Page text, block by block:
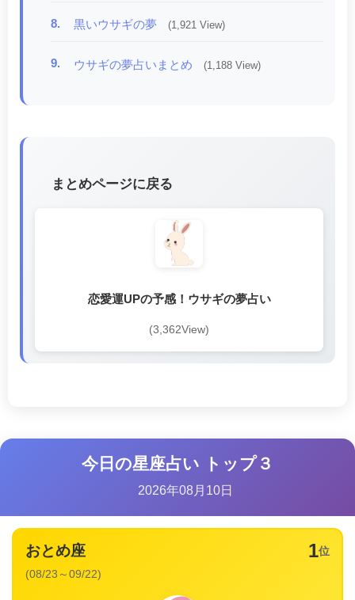
8. 黒いウサギの夢 (1,921 View)
9. ウサギの夢占いまとめ (1,188 View)
まとめページに戻る
恋愛運UPの予感！ウサギの夢占い
(3,362View)
今日の星座占い トップ３
2026年08月10日
1位
おとめ座
(08/23～09/22)